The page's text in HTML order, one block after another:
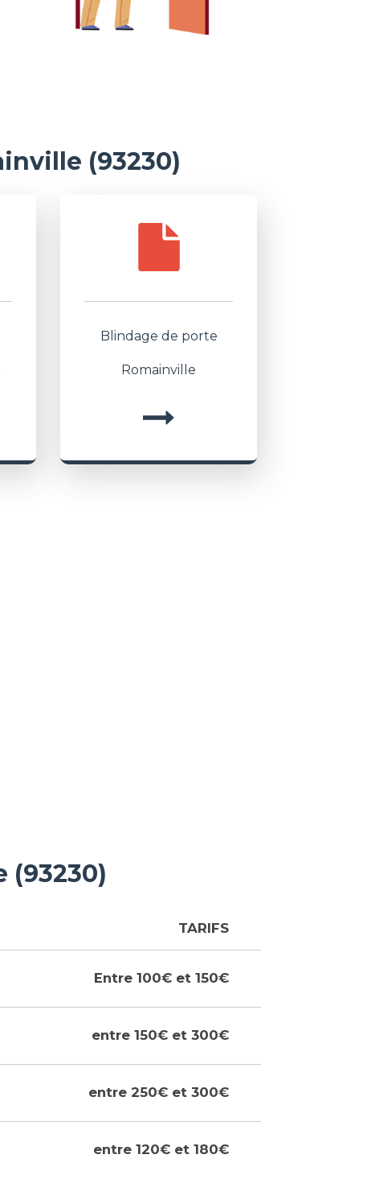
(93230)
Blindage de porte
Romainville
(93230)
TARIFS
Entre 100€ et 150€
entre 150€ et 300€
entre 250€ et 300€
entre 120€ et 180€